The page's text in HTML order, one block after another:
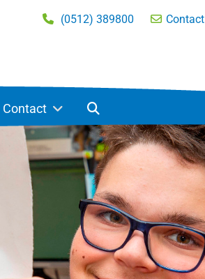
(0512) 389800 Contact
Contact